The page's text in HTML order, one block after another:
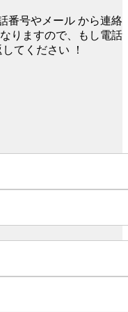
番号やメール から連絡
りますので、もし電話
てください ！